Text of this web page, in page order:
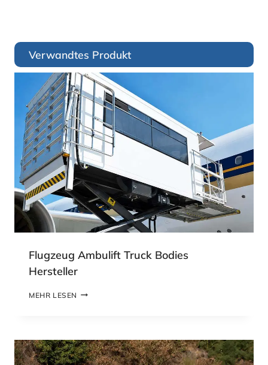
Verwandtes Produkt
Flugzeug Ambulift Truck Bodies
Hersteller
MEHR LESEN F
E
U